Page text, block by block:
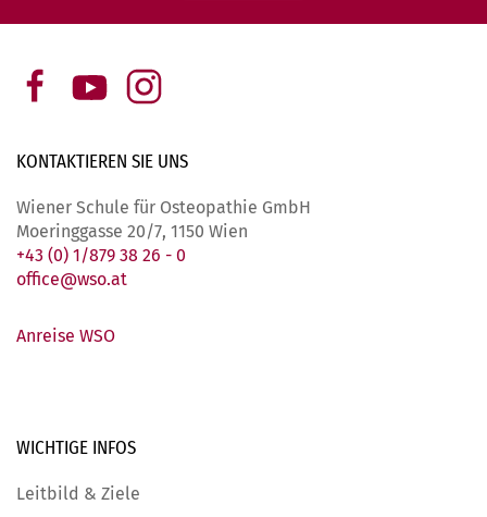
KONTAKTIEREN SIE UNS
Wiener Schule für Osteopathie GmbH
Moeringgasse 20/7, 1150 Wien
+43 (0) 1/879 38 26 - 0
office@wso.at
Anreise WSO
WICHTIGE INFOS
Leitbild & Ziele